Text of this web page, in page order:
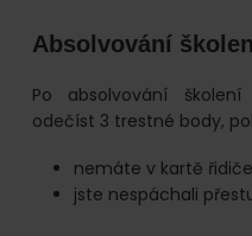
Absolvování
Po absolvování
odečíst 3 trestné body,
nemáte v kartě
jste nespáchali